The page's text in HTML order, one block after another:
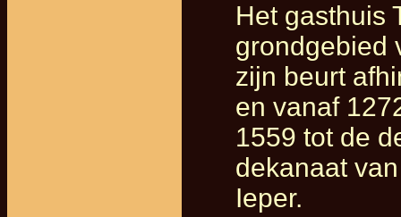
Het gasthuis
grondgebied
zijn beurt
en vanaf
1559 tot de
dekanaat
Ieper.